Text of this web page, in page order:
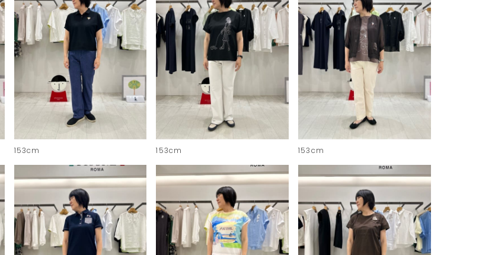
153cm 153cm 153cm